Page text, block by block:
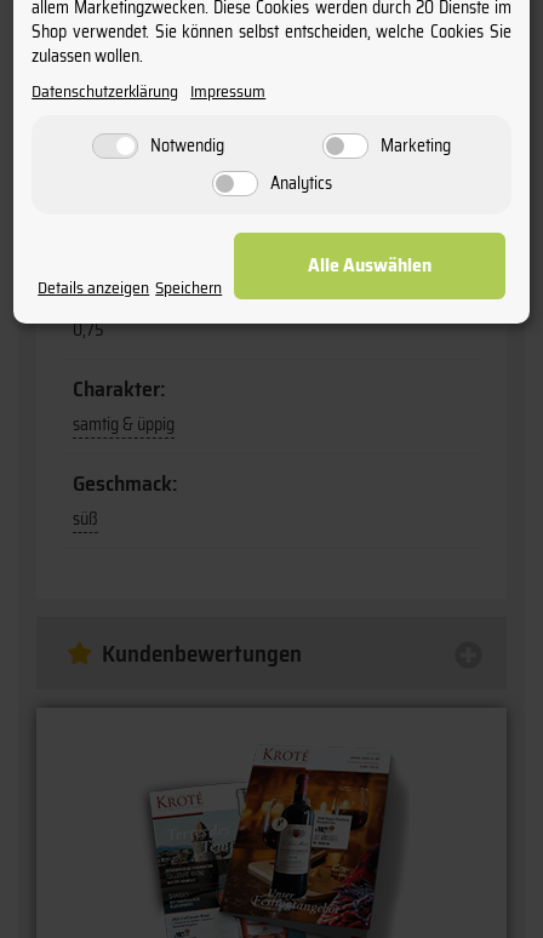
Anschrift:
Terres des Templiers, F-66652 Banyuls Sur Mer
Jahrgang:
2022
Flaschengröße:
0,75
Charakter:
samtig & üppig
Geschmack:
süß
Kundenbewertungen
allem Marketingzwecken. Diese Cookies werden durch 20 Dienste im
Shop verwendet. Sie können selbst entscheiden, welche Cookies Sie
zulassen wollen.
Datenschutzerklärung Impressum
Notwendig
Marketing
Analytics
Details anzeigen Speichern
Alle Auswählen